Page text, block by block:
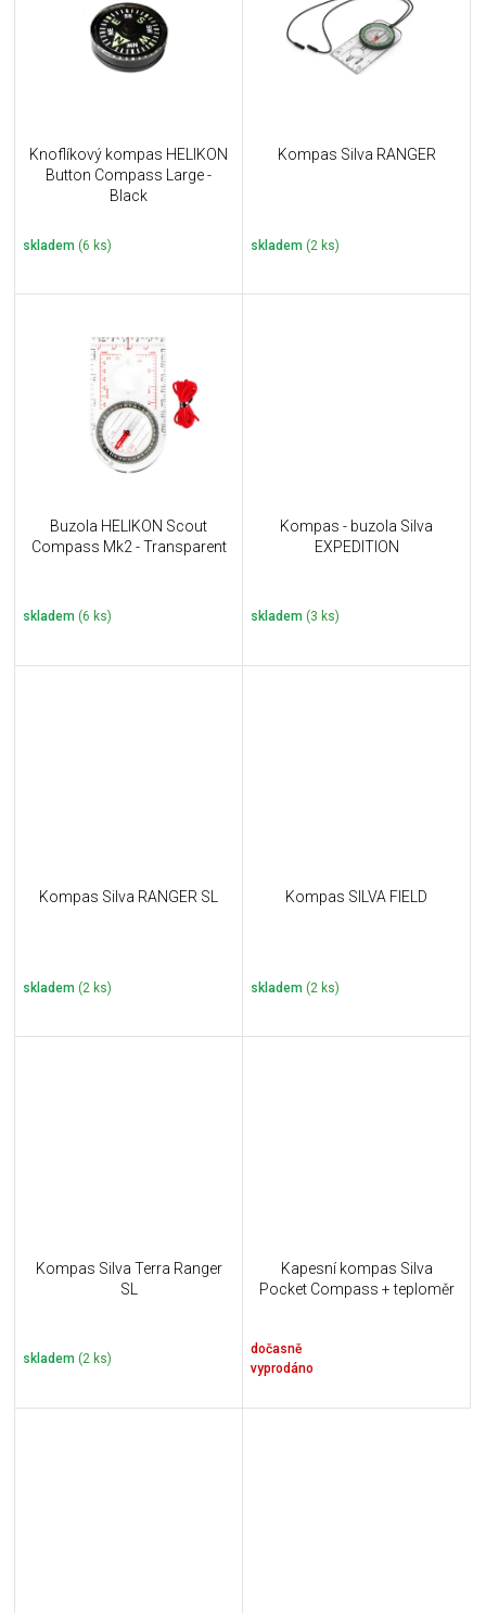
Knoflíkový kompas HELIKON
Button Compass Large -
Black
skladem (6 ks)
Kompas Silva RANGER
skladem (2 ks)
Buzola HELIKON Scout
Compass Mk2 - Transparent
skladem (6 ks)
Kompas - buzola Silva
EXPEDITION
skladem (3 ks)
Kompas Silva RANGER SL
skladem (2 ks)
Kompas SILVA FIELD
skladem (2 ks)
Kompas Silva Terra Ranger
SL
skladem (2 ks)
Kapesní kompas Silva
Pocket Compass + teploměr
dočasně
vyprodáno